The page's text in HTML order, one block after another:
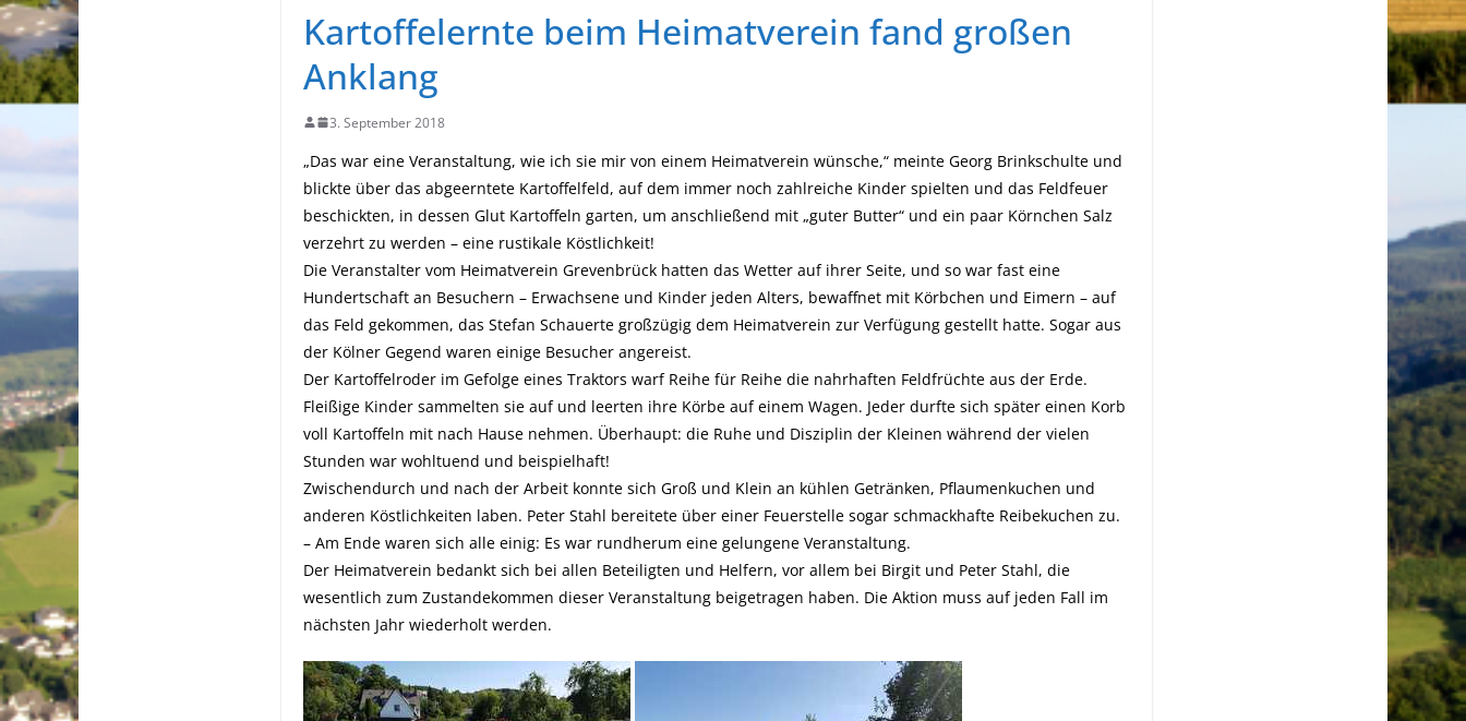
Kartoffelernte beim Heimatverein fand großen
Anklang
3. September 2018
„Das war eine Veranstaltung, wie ich sie mir von einem Heimatverein wünsche,“ meinte Georg Brinkschulte und
blickte über das abgeerntete Kartoffelfeld, auf dem immer noch zahlreiche Kinder spielten und das Feldfeuer
beschickten, in dessen Glut Kartoffeln garten, um anschließend mit „guter Butter“ und ein paar Körnchen Salz
verzehrt zu werden – eine rustikale Köstlichkeit!
Die Veranstalter vom Heimatverein Grevenbrück hatten das Wetter auf ihrer Seite, und so war fast eine
Hundertschaft an Besuchern – Erwachsene und Kinder jeden Alters, bewaffnet mit Körbchen und Eimern – auf
das Feld gekommen, das Stefan Schauerte großzügig dem Heimatverein zur Verfügung gestellt hatte. Sogar aus
der Kölner Gegend waren einige Besucher angereist.
Der Kartoffelroder im Gefolge eines Traktors warf Reihe für Reihe die nahrhaften Feldfrüchte aus der Erde.
Fleißige Kinder sammelten sie auf und leerten ihre Körbe auf einem Wagen. Jeder durfte sich später einen Korb
voll Kartoffeln mit nach Hause nehmen. Überhaupt: die Ruhe und Disziplin der Kleinen während der vielen
Stunden war wohltuend und beispielhaft!
Zwischendurch und nach der Arbeit konnte sich Groß und Klein an kühlen Getränken, Pflaumenkuchen und
anderen Köstlichkeiten laben. Peter Stahl bereitete über einer Feuerstelle sogar schmackhafte Reibekuchen zu.
– Am Ende waren sich alle einig: Es war rundherum eine gelungene Veranstaltung.
Der Heimatverein bedankt sich bei allen Beteiligten und Helfern, vor allem bei Birgit und Peter Stahl, die
wesentlich zum Zustandekommen dieser Veranstaltung beigetragen haben. Die Aktion muss auf jeden Fall im
nächsten Jahr wiederholt werden.